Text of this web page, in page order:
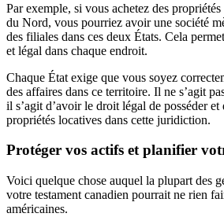
Par exemple, si vous achetez des
du Nord, vous pourriez avoir une société
des filiales dans ces deux États. Cela
et légal dans chaque endroit.
Chaque État exige que vous soyez
des affaires dans ce territoire. Il ne s’agit
il s’agit d’avoir le droit légal de posséder et
propriétés locatives dans cette juridiction.
Protéger vos actifs et planifier
Voici quelque chose auquel la plupart des
votre testament canadien pourrait ne rien
américaines.